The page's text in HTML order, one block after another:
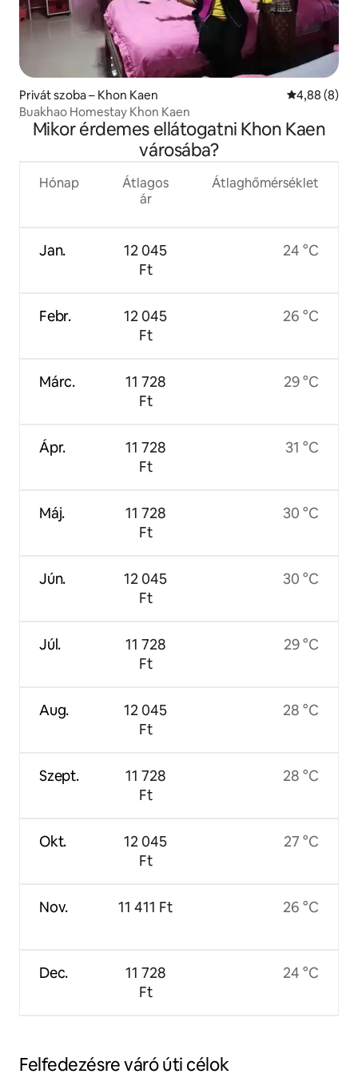
Privát szoba – Khon Kaen Átlagos
4,88 (8)
ฺBuakhao Homestay Khon Kaen
Mikor érdemes ellátogatni Khon Kaen
városába?
Hónap
Jan.
Febr.
Márc.
Ápr.
Máj.
Jún.
Júl.
Aug.
Szept.
Okt.
Nov.
Dec.
Átlagos
ár
12 045
Ft
12 045
Ft
11 728
Ft
11 728
Ft
11 728
Ft
12 045
Ft
11 728
Ft
12 045
Ft
11 728
Ft
12 045
Ft
11 411 Ft
11 728
Ft
Átlaghőmérséklet
24 °C
26 °C
29 °C
31 °C
30 °C
30 °C
29 °C
28 °C
28 °C
27 °C
26 °C
24 °C
Felfedezésre váró úti célok